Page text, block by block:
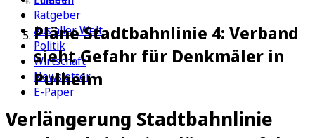
Ratgeber
Aus aller Welt
Politik
Wirtschaft
Newsletter
E-Paper
Pläne Stadtbahnlinie 4: Verband
sieht Gefahr für Denkmäler in
Pulheim
Verlängerung Stadtbahnlinie